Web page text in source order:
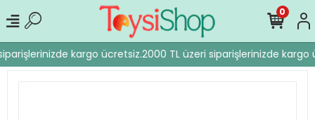
kargo ücretsiz.2000 TL üzeri siparişlerinizde kargo
0